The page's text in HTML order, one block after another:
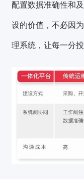
配置数据准确性和
设的价值，不必因
理系统，让每一分投